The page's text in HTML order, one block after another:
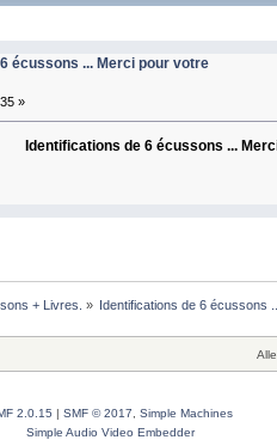
écussons ... Merci pour votre
»
Identifications de 6 écussons ...
+ Livres. » Identifications de 6 écussons
2.0.15 | SMF © 2017, Simple Machines
Simple Audio Video Embedder